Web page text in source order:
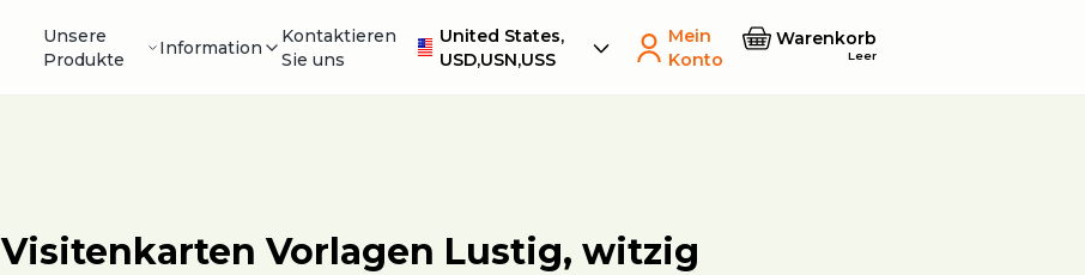
Unsere
Produkte
Information
Kontaktieren
Sie uns
United States,
USD,USN,USS
Mein
Konto
Warenkorb
Leer
Visitenkarten Vorlagen Lustig, witzig